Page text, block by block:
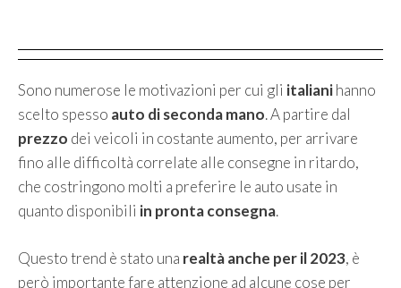
Sono numerose le motivazioni per cui gli italianihanno
scelto spesso auto di seconda mano. A partire dal
prezzo dei veicoli in costante aumento, per arrivare
fino alle difficoltà correlate alle consegne in ritardo,
che costringono molti a preferire le auto usate in
quanto disponibili in pronta consegna.
Questo trend è stato una realtà anche per il 2023, è
però importante fare attenzione ad alcune cose per